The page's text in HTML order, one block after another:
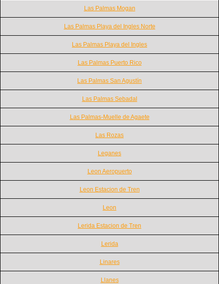
Las Palmas Mogan
Las Palmas Playa del Ingles Norte
Las Palmas Playa del Ingles
Las Palmas Puerto Rico
Las Palmas San Agustín
Las Palmas Sebadal
Las Palmas-Muelle de Agaete
Las Rozas
Leganes
Leon Aeropuerto
Leon Estacion de Tren
Leon
Lerida Estacion de Tren
Lerida
Linares
Llanes